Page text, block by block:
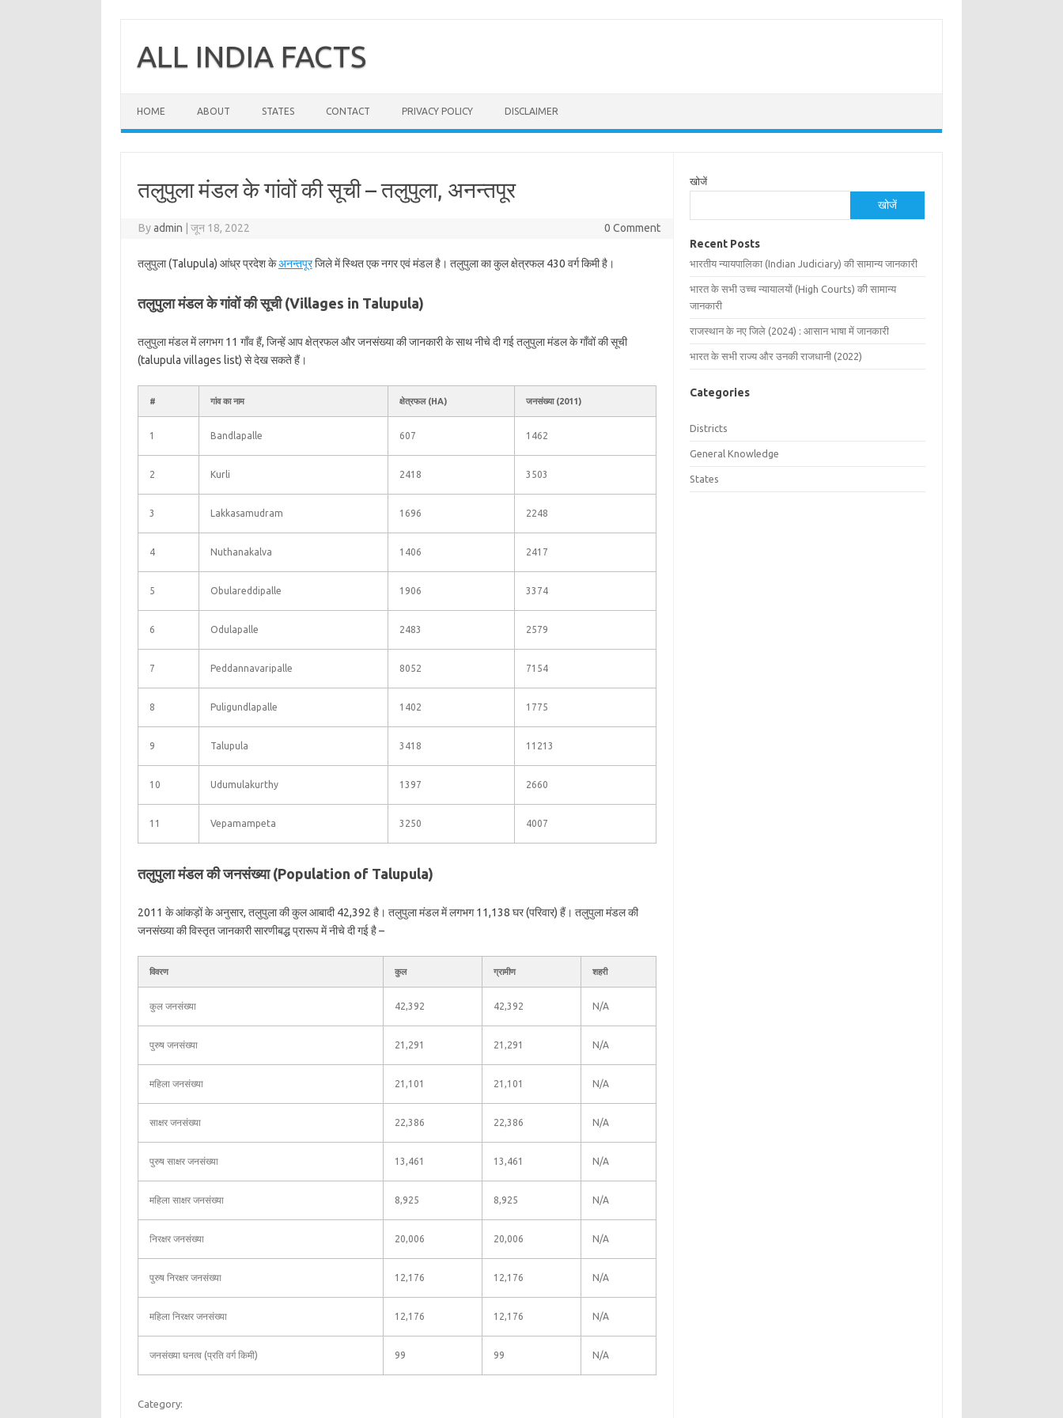
contentALL INDIA FACTS
HOME ABOUT STATES CONTACT PRIVACY POLICY DISCLAIMER
तलुपुला मंडल के गांवों की सूची – तलुपुला, अनन्तपूर
Byadmin जून 18, 2022 0 Comment
तलुपुला (Talupula) आंध्र प्रदेश केअनन्तपूरजिले में स्थित एक नगर एवं मंडल है। तलुपुला का कुल क्षेत्रफल 430 वर्ग किमी है।
तलुपुला मंडल के गांवों की सूची (Villages in Talupula)
तलुपुला मंडल में लगभग 11 गाँव हैं, जिन्हें आप क्षेत्रफल और जनसंख्या की जानकारी के साथ नीचे दी गई तलुपुला मंडल के गाँवों की सूची
(talupula villages list) से देख सकते हैं।
# गांव का नाम क्षेत्रफल (HA) जनसंख्या (2011)
1 Bandlapalle 607 1462
2 Kurli 2418 3503
3 Lakkasamudram 1696 2248
4 Nuthanakalva 1406 2417
5 Obulareddipalle 1906 3374
6 Odulapalle 2483 2579
7 Peddannavaripalle 8052 7154
8 Puligundlapalle 1402 1775
9 Talupula 3418 11213
10 Udumulakurthy 1397 2660
11 Vepamampeta 3250 4007
तलुपुला मंडल की जनसंख्या (Population of Talupula)
2011 के आंकड़ों के अनुसार, तलुपुला की कुल आबादी 42,392 है। तलुपुला मंडल में लगभग 11,138 घर (परिवार) हैं। तलुपुला मंडल की
जनसंख्या की विस्तृत जानकारी सारणीबद्ध प्रारूप में नीचे दी गई है –
विवरण कुल ग्रामीण शहरी
कुल जनसंख्या 42,392 42,392 N/A
पुरुष जनसंख्या 21,291 21,291 N/A
महिला जनसंख्या 21,101 21,101 N/A
साक्षर जनसंख्या 22,386 22,386 N/A
पुरुष साक्षर जनसंख्या 13,461 13,461 N/A
महिला साक्षर जनसंख्या 8,925 8,925 N/A
निरक्षर जनसंख्या 20,006 20,006 N/A
पुरुष निरक्षर जनसंख्या 12,176 12,176 N/A
महिला निरक्षर जनसंख्या 12,176 12,176 N/A
जनसंख्या घनत्व (प्रति वर्ग किमी) 99 99 N/A
Category:
खोजें
खोजें
Recent Posts
भारतीय न्यायपालिका (Indian Judiciary) की सामान्य जानकारी
भारत के सभी उच्च न्यायालयों (High Courts) की सामान्य
जानकारी
राजस्थान के नए जिले (2024) : आसान भाषा में जानकारी
भारत के सभी राज्य और उनकी राजधानी (2022)
Categories
Districts
General Knowledge
States